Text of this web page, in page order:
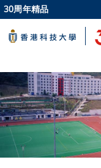
Skip
to
main
科大新闻
生活@科大
教授简录
30周年精品